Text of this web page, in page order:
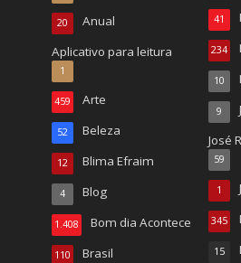
Anual
20
Aplicativo para leitura
1
Arte
459
Beleza
52
Blima Efraim
12
Blog
4
Bom dia Acontece
1.408
Brasil
110
41
234
10
9
José
59
1
345
15